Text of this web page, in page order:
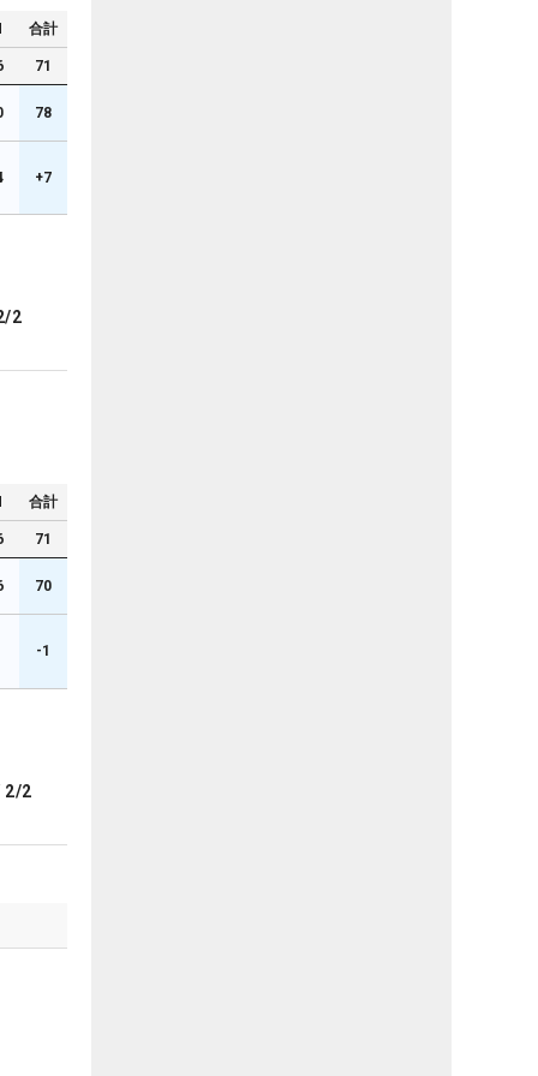
合計
71
78
+7
2
合計
71
70
-1
2/2